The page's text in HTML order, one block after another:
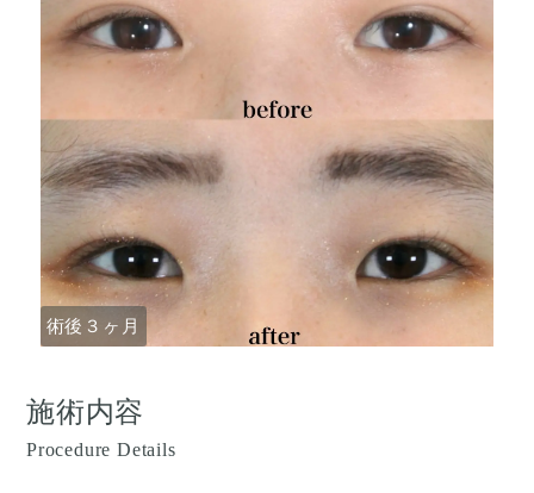
術後３ヶ月
施術内容
Procedure Details